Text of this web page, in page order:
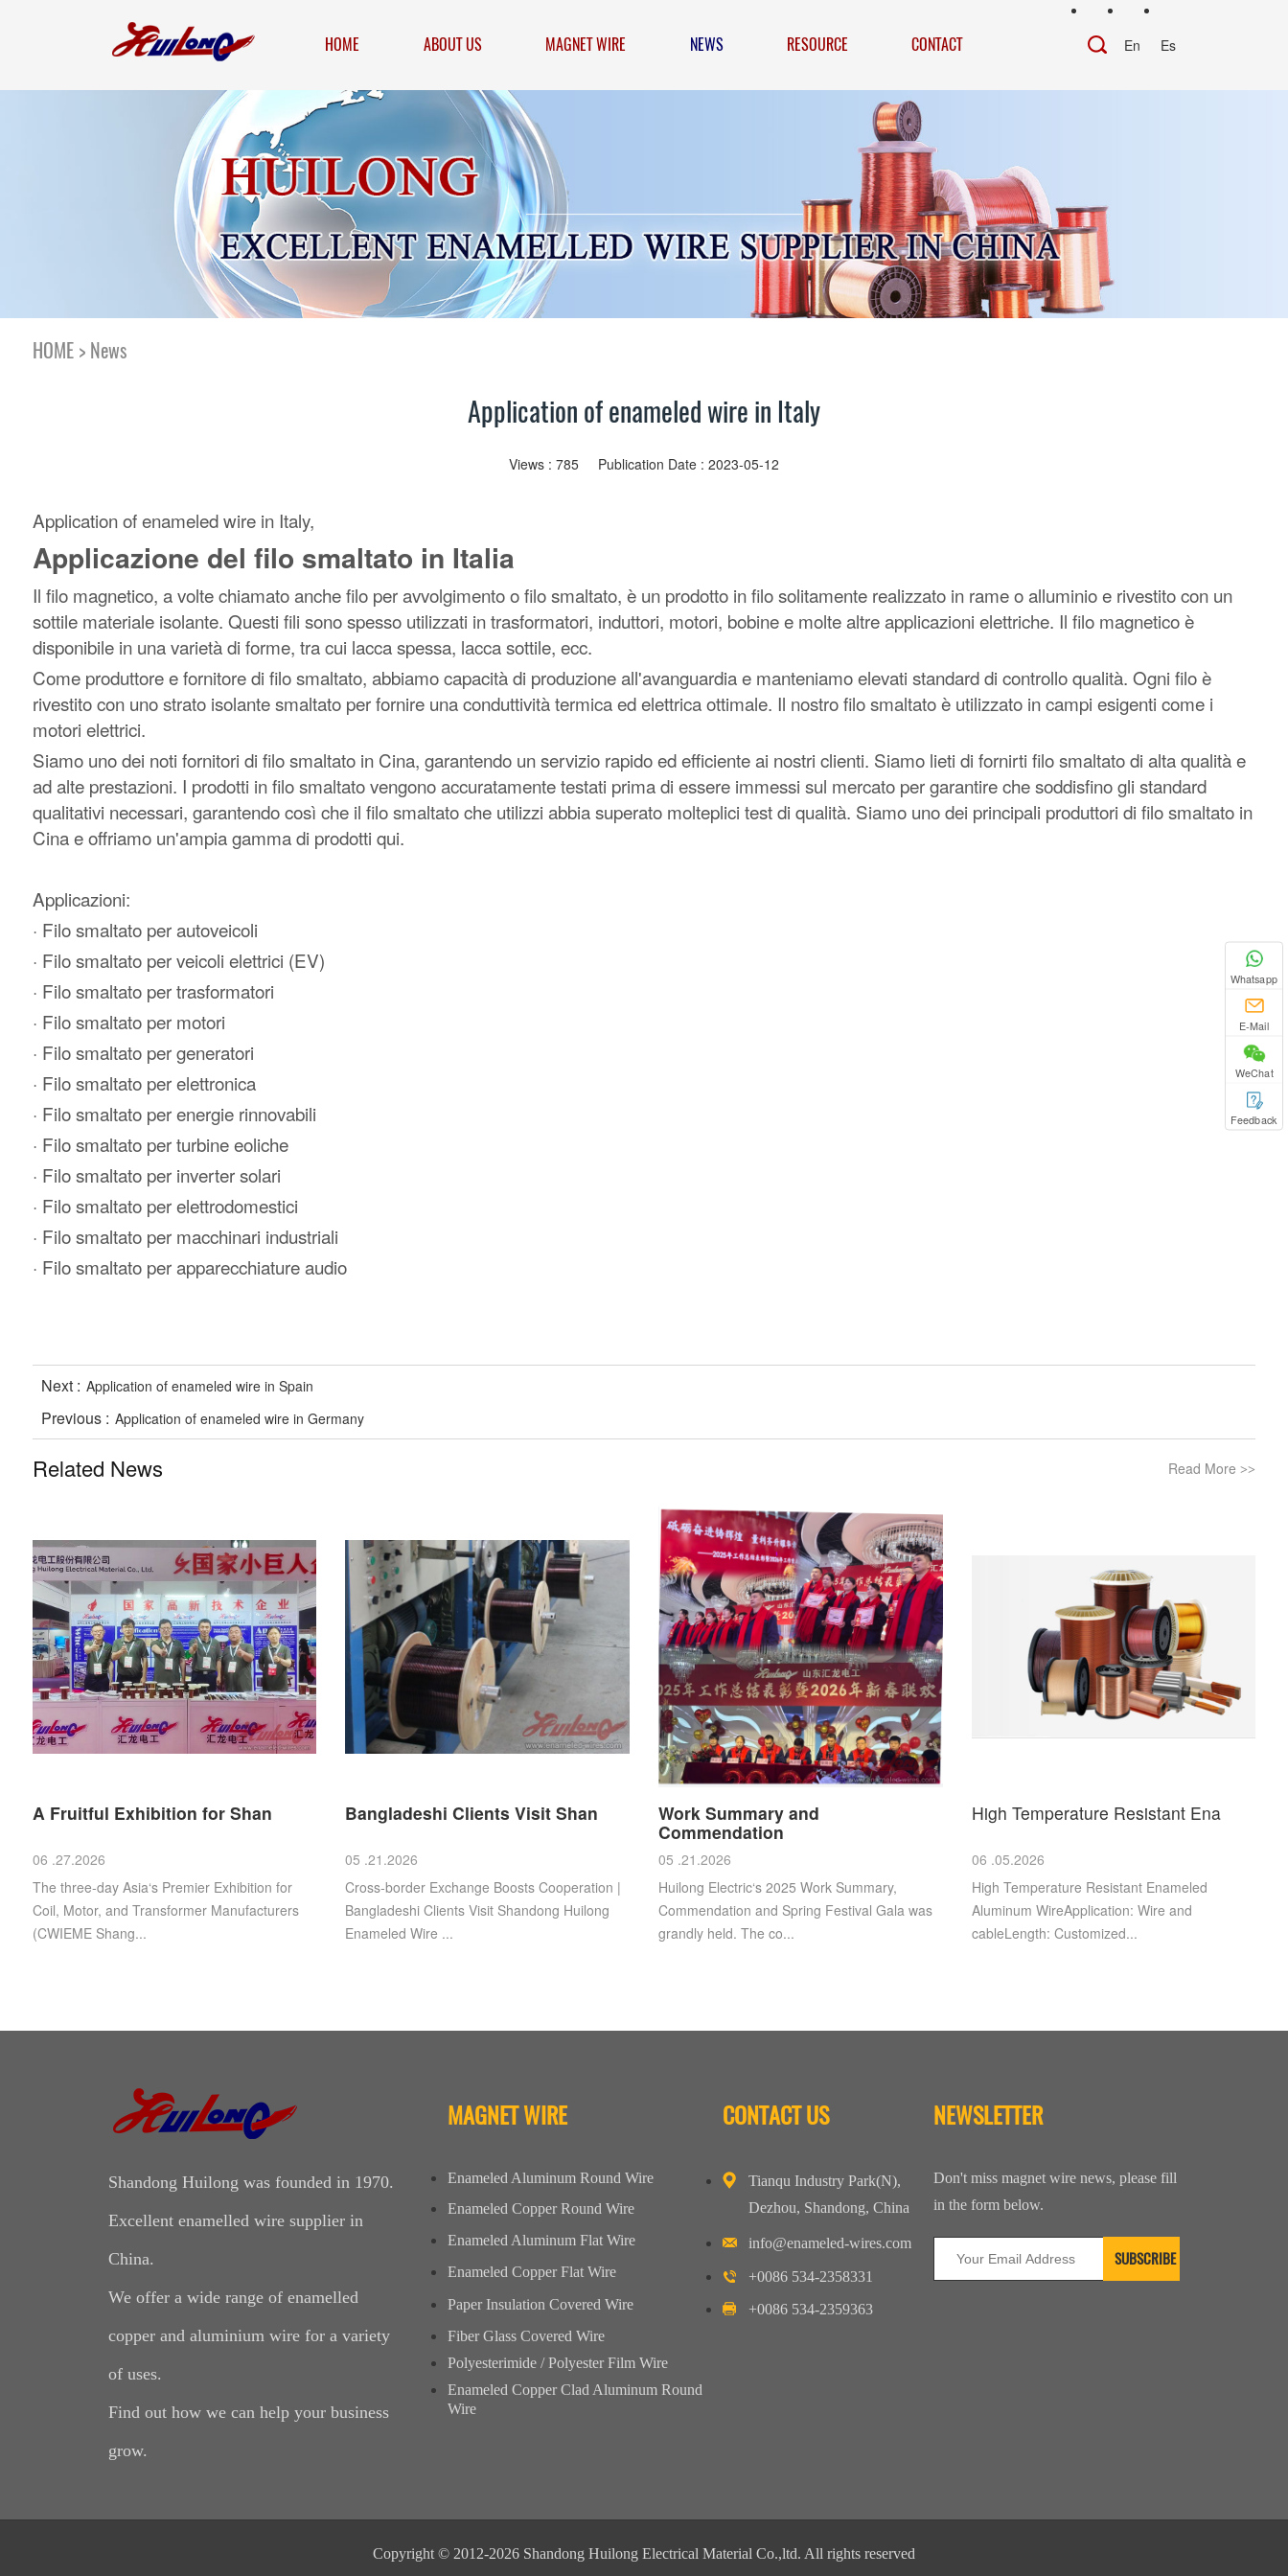
En Es
HOME ABOUT US MAGNET WIRE NEWS RESOURCE CONTACT
HOME> News
Application of enameled wire in Italy
Views : 785 Publication Date : 2023-05-12
Application of enameled wire in Italy,
Applicazione del filo smaltato in Italia
Il filo magnetico, a volte chiamato anche filo per avvolgimento o filo smaltato, è un prodotto in filo solitamente realizzato in rame o alluminio e rivestito con un
sottile materiale isolante. Questi fili sono spesso utilizzati in trasformatori, induttori, motori, bobine e molte altre applicazioni elettriche. Il filo magnetico è
disponibile in una varietà di forme, tra cui lacca spessa, lacca sottile, ecc.
Come produttore e fornitore di filo smaltato, abbiamo capacità di produzione all'avanguardia e manteniamo elevati standard di controllo qualità. Ogni filo è
rivestito con uno strato isolante smaltato per fornire una conduttività termica ed elettrica ottimale. Il nostro filo smaltato è utilizzato in campi esigenti come i
motori elettrici.
Siamo uno dei noti fornitori di filo smaltato in Cina, garantendo un servizio rapido ed efficiente ai nostri clienti. Siamo lieti di fornirti filo smaltato di alta qualità e
ad alte prestazioni. I prodotti in filo smaltato vengono accuratamente testati prima di essere immessi sul mercato per garantire che soddisfino gli standard
qualitativi necessari, garantendo così che il filo smaltato che utilizzi abbia superato molteplici test di qualità. Siamo uno dei principali produttori di filo smaltato in
Cina e offriamo un'ampia gamma di prodotti qui.
Applicazioni:
· Filo smaltato per autoveicoli
· Filo smaltato per veicoli elettrici (EV)
· Filo smaltato per trasformatori
· Filo smaltato per motori
· Filo smaltato per generatori
· Filo smaltato per elettronica
· Filo smaltato per energie rinnovabili
· Filo smaltato per turbine eoliche
· Filo smaltato per inverter solari
· Filo smaltato per elettrodomestici
· Filo smaltato per macchinari industriali
· Filo smaltato per apparecchiature audio
Next : Application of enameled wire in Spain
Previous : Application of enameled wire in Germany
Related News Read More>>
A Fruitful Exhibition for Shan
06 .27.2026
The three-day Asia‘s Premier Exhibition for
Coil, Motor, and Transformer Manufacturers
(CWIEME Shang...
Bangladeshi Clients Visit Shan
05 .21.2026
Cross‑border Exchange Boosts Cooperation |
Bangladeshi Clients Visit Shandong Huilong
Enameled Wire ...
Work Summary and
Commendation
05 .21.2026
Huilong Electric‘s 2025 Work Summary,
Commendation and Spring Festival Gala was
grandly held. The co...
High Temperature Resistant Ena
06 .05.2026
High Temperature Resistant Enameled
Aluminum WireApplication: Wire and
cableLength: Customized...
Shandong Huilong was founded in 1970.
Excellent enamelled wire supplier in
China.
We offer a wide range of enamelled
copper and aluminium wire for a variety
of uses.
Find out how we can help your business
grow.
MAGNET WIRE
Enameled Aluminum Round Wire
Enameled Copper Round Wire
Enameled Aluminum Flat Wire
Enameled Copper Flat Wire
Paper Insulation Covered Wire
Fiber Glass Covered Wire
Polyesterimide / Polyester Film Wire
Enameled Copper Clad Aluminum Round
Wire
CONTACT US
Tianqu Industry Park(N),
Dezhou, Shandong, China
info@enameled-wires.com
+0086 534-2358331
+0086 534-2359363
NEWSLETTER
Don't miss magnet wire news, please fill
in the form below.
Copyright © 2012-2026 Shandong Huilong Electrical Material Co.,ltd. All rights reserved
Whatsapp
E-Mail
WeChat
Feedback